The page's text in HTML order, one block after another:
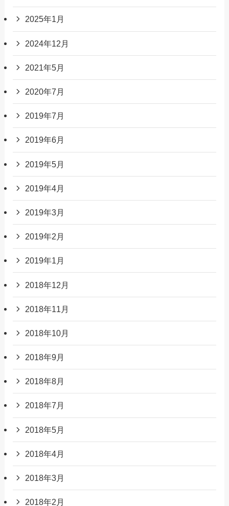
2025年1月
2024年12月
2021年5月
2020年7月
2019年7月
2019年6月
2019年5月
2019年4月
2019年3月
2019年2月
2019年1月
2018年12月
2018年11月
2018年10月
2018年9月
2018年8月
2018年7月
2018年5月
2018年4月
2018年3月
2018年2月